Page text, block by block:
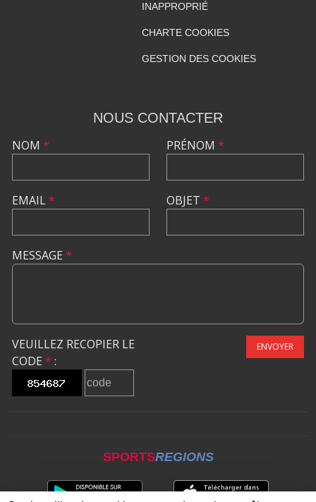
INAPPROPRIÉ
CHARTE COOKIES
GESTION DES COOKIES
NOUS CONTACTER
NOM *
EMAIL*
PRÉNOM *
OBJET *
MESSAGE *
VEUILLEZ RECOPIER LE
CODE * :
ENVOYER
SPORTSREGIONS